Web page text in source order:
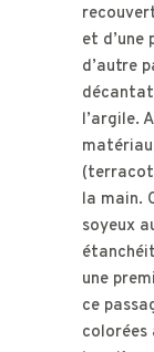
et d’une
d’autre
l’argile.
la main.
soyeux
une
ce
colorées